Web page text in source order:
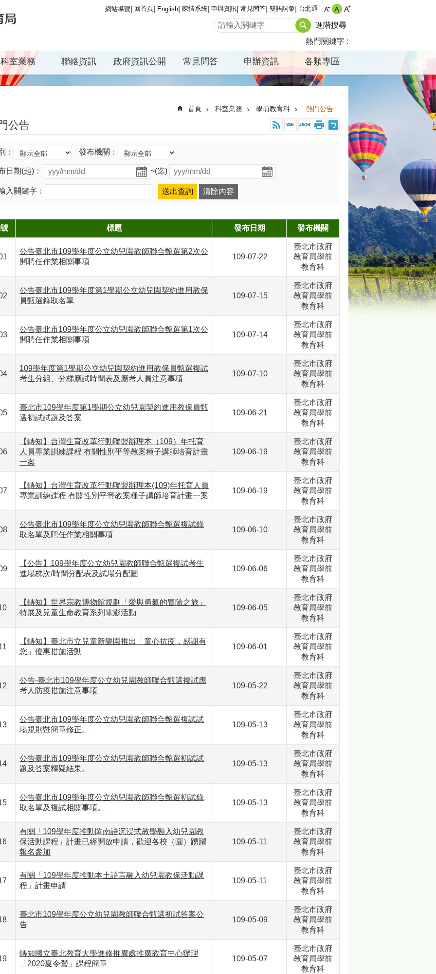
網站導覽 回首頁 English 陳情系統 申辦資訊 常見問答 雙語詞彙 台北通
進階搜尋
熱門關鍵字
科室業務 聯絡資訊 政府資訊公開 常見問答 申辦資訊 各類專區
首頁 科室業務 學前教育科 熱門公告
公告
： 發布機關：
日期(起)： ~(迄)
入關鍵字：
標題 發布日期 發布機關
公告臺北市109學年度公立幼兒園教師聯合甄選第2次公
開聘任作業相關事項
109-07-22
臺北市政府
教育局學前
教育科
公告臺北市109學年度第1學期公立幼兒園契約進用教保
員甄選錄取名單
109-07-15
臺北市政府
教育局學前
教育科
公告臺北市109學年度公立幼兒園教師聯合甄選第1次公
開聘任作業相關事項
109-07-14
臺北市政府
教育局學前
教育科
109學年度第1學期公立幼兒園契約進用教保員甄選複試
考生分組、分梯應試時間表及應考人員注意事項
109-07-10
臺北市政府
教育局學前
教育科
臺北市109學年度第1學期公立幼兒園契約進用教保員甄
選初試試題及答案
109-06-21
臺北市政府
教育局學前
教育科
【轉知】台灣生育改革行動聯盟辦理本（109）年托育
人員專業訓練課程 有關性別平等教案種子講師培育計畫
一案
109-06-19
臺北市政府
教育局學前
教育科
【轉知】台灣生育改革行動聯盟辦理本(109)年托育人員
專業訓練課程 有關性別平等教案種子講師培育計畫一案
109-06-19
臺北市政府
教育局學前
教育科
公告臺北市109學年度公立幼兒園教師聯合甄選複試錄
取名單及聘任作業相關事項
109-06-10
臺北市政府
教育局學前
教育科
【公告】109學年度公立幼兒園教師聯合甄選複試考生
進場梯次/時間分配表及試場分配圖
109-06-06
臺北市政府
教育局學前
教育科
【轉知】世界宗教博物館規劃「愛與勇氣的冒險之旅」
特展及兒童生命教育系列電影活動
109-06-05
臺北市政府
教育局學前
教育科
【轉知】臺北市立兒童新樂園推出「童心抗疫，感謝有
您」優惠措施活動
109-06-01
臺北市政府
教育局學前
教育科
公告-臺北市109學年度公立幼兒園教師聯合甄選複試應
考人防疫措施注意事項
109-05-22
臺北市政府
教育局學前
教育科
公告臺北市109學年度公立幼兒園教師聯合甄選複試試
場規則暨簡章修正。
109-05-13
臺北市政府
教育局學前
教育科
公告臺北市109學年度公立幼兒園教師聯合甄選初試試
題及答案釋疑結果。
109-05-13
臺北市政府
教育局學前
教育科
公告臺北市109學年度公立幼兒園教師聯合甄選初試錄
取名單及複試相關事項。
109-05-13
臺北市政府
教育局學前
教育科
有關「109學年度推動閩南語沉浸式教學融入幼兒園教
保活動課程」計畫已經開放申請，歡迎各校（園）踴躍
報名參加
109-05-11
臺北市政府
教育局學前
教育科
有關「109學年度推動本土語言融入幼兒園教保活動課
程」計畫申請
109-05-11
臺北市政府
教育局學前
教育科
臺北市109學年度公立幼兒園教師聯合甄選初試答案公
告
109-05-09
臺北市政府
教育局學前
教育科
轉知國立臺北教育大學進修推廣處推廣教育中心辦理
「2020夏令營」課程簡章
109-05-07
臺北市政府
教育局學前
教育科